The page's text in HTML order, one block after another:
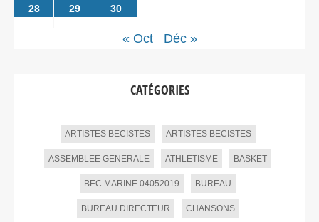
28 29 30
« Oct Déc »
CATÉGORIES
ARTISTES BECISTES ARTISTES BECISTES
ASSEMBLEE GENERALE ATHLETISME BASKET
BEC MARINE 04052019 BUREAU
BUREAU DIRECTEUR CHANSONS